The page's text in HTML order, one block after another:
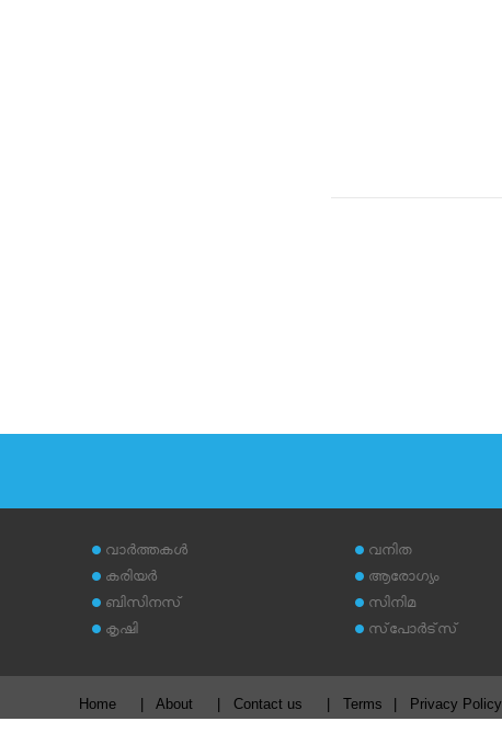
വാര്‍ത്തകള്‍
കരിയര്‍
ബിസിനസ്
കൃഷി
വനിത
ആരോഗ്യം
സിനിമ
സ്‌പോര്‍ട്‌സ്
Home About Contact us Terms Privacy Policy